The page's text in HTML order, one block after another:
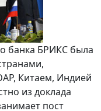
банка БРИКС была
Китаем, Индией
из доклада
пост